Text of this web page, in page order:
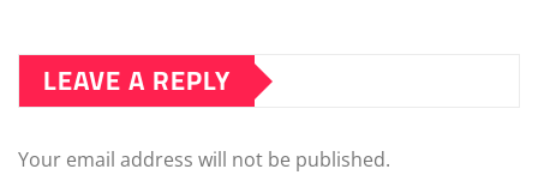
LEAVE A REPLY
Your email address will not be published.